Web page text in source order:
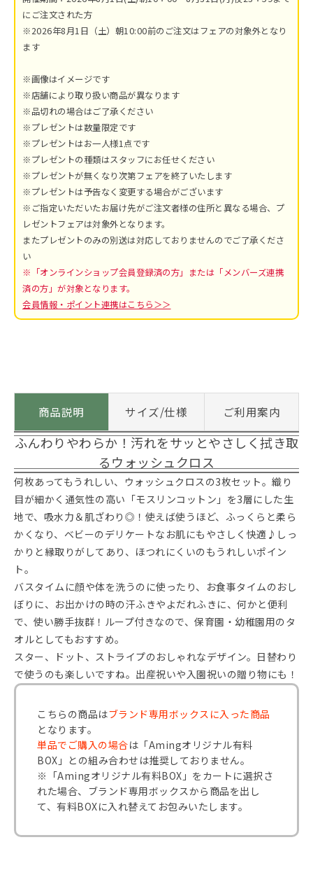
にご注文された方
※2026年8月1日（土）朝10:00前のご注文はフェアの対象外となり
ます
※画像はイメージです
※店舗により取り扱い商品が異なります
※品切れの場合はご了承ください
※プレゼントは数量限定です
※プレゼントはお一人様1点です
※プレゼントの種類はスタッフにお任せください
※プレゼントが無くなり次第フェアを終了いたします
※プレゼントは予告なく変更する場合がございます
※ご指定いただいたお届け先がご注文者様の住所と異なる場合、プ
レゼントフェアは対象外となります。
またプレゼントのみの別送は対応しておりませんのでご了承くださ
い
※「オンラインショップ会員登録済の方」または「メンバーズ連携
済の方」が対象となります。
会員情報・ポイント連携はこちら＞＞
商品説明 サイズ/仕様 ご利用案内
ふんわりやわらか！汚れをサッとやさしく拭き取
るウォッシュクロス
何枚あってもうれしい、ウォッシュクロスの3枚セット。織り
目が細かく通気性の高い「モスリンコットン」を3層にした生
地で、吸水力＆肌ざわり◎！使えば使うほど、ふっくらと柔ら
かくなり、ベビーのデリケートなお肌にもやさしく快適♪しっ
かりと縁取りがしてあり、ほつれにくいのもうれしいポイン
ト。
バスタイムに顔や体を洗うのに使ったり、お食事タイムのおし
ぼりに、お出かけの時の汗ふきやよだれふきに、何かと便利
で、使い勝手抜群！ループ付きなので、保育園・幼稚園用のタ
オルとしてもおすすめ。
スター、ドット、ストライプのおしゃれなデザイン。日替わり
で使うのも楽しいですね。出産祝いや入園祝いの贈り物にも！
こちらの商品はブランド専用ボックスに入った商品
となります。
単品でご購入の場合は「Amingオリジナル有料
BOX」との組み合わせは推奨しておりません。
※「Amingオリジナル有料BOX」をカートに選択さ
れた場合、ブランド専用ボックスから商品を出し
て、有料BOXに入れ替えてお包みいたします。